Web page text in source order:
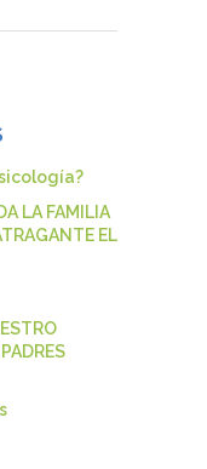
LA FAMILIA
EL